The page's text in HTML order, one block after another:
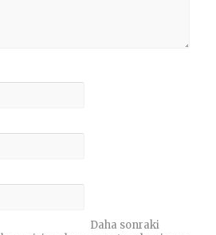
Daha sonraki